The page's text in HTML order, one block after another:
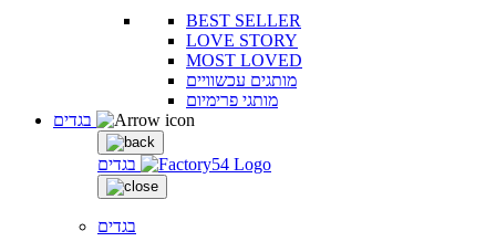
BEST SELLER
LOVE STORY
MOST LOVED
מותגים עכשוויים
מותגי פרימיום
בגדים
בגדים